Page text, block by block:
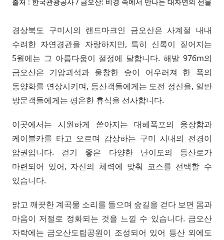
경상북도 구미시의 랜드마크인 금오산은 사계절 내내
수려한 자연경관을 자랑하지만, 특히 신록이 짙어지는
5월에는 그 아름다움이 절정에 달합니다. 해발 976m의
금오산은 기암괴석과 울창한 숲이 어우러져 한 폭의
동양화를 연상시키며, 등산객들에게는 도전 정신을, 일반
방문객들에게는 평온한 휴식을 선사합니다.
이곳에서는 시원하게 쏟아지는 대혜폭포의 웅장함과
케이블카를 타고 오르며 감상하는 구미 시내의 전경이
압권입니다. 걷기 좋은 다양한 난이도의 등산로가
마련되어 있어, 자신의 체력에 맞춰 코스를 선택할 수
있습니다.
맑고 깨끗한 계곡물 소리를 들으며 숲길을 걷다 보면 몸과
마음이 저절로 정화되는 것을 느낄 수 있습니다. 금오산
자락에는 금오산도립공원이 조성되어 있어 등산 외에도